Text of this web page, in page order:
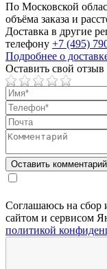
По Московской
объёма заказа и
Доставка в другие
телефону +7 (495)
Подробнее о
Оставить свой отзыв
Соглашаюсь на сбор
сайтом и сервисом
политикой